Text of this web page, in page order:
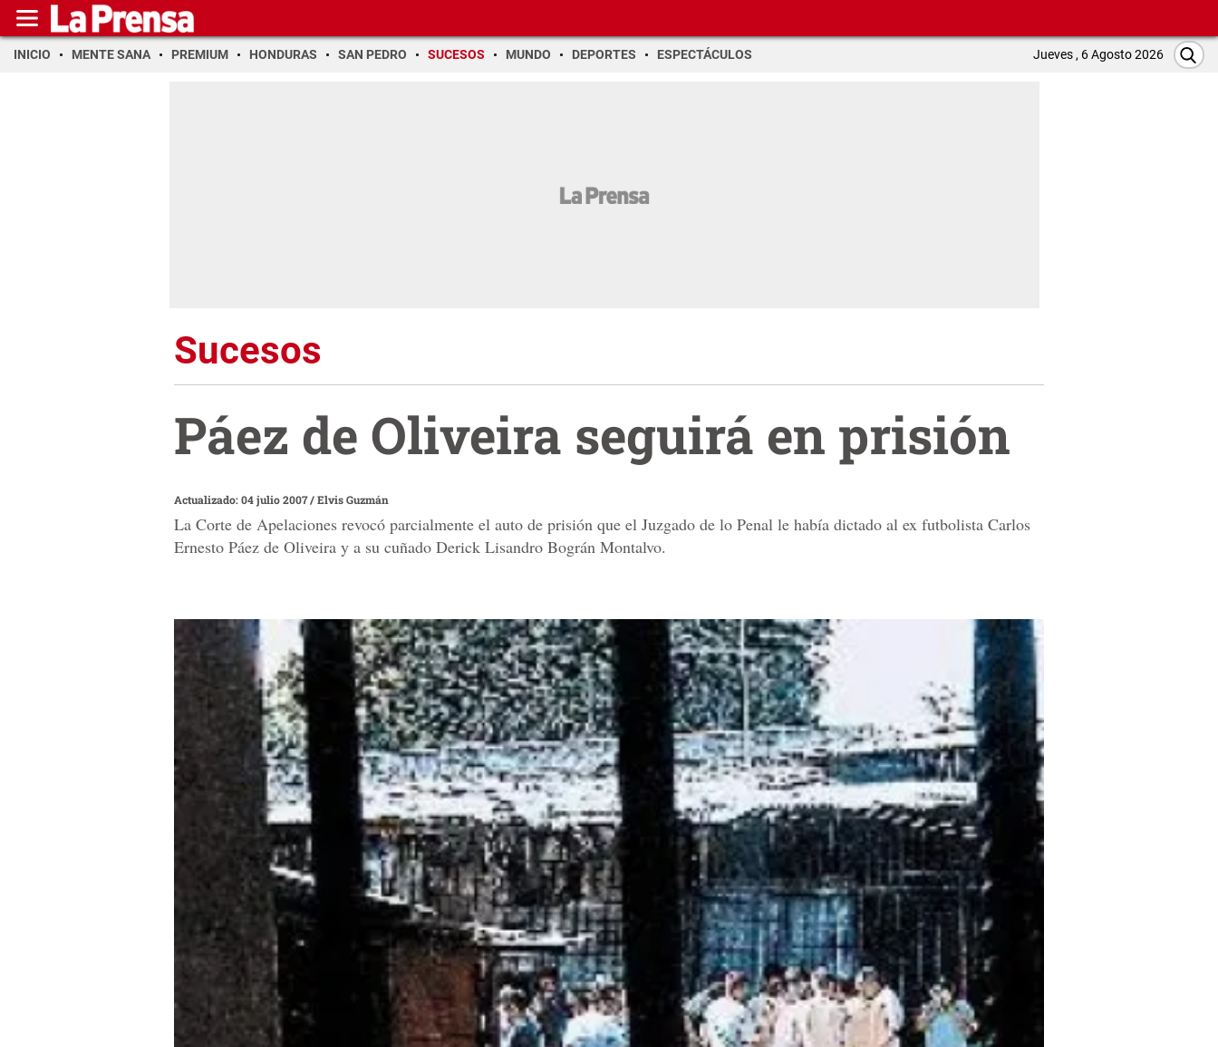
INICIO MENTE SANA PREMIUM HONDURAS SAN PEDRO SUCESOS MUNDO DEPORTES ESPECTÁCULOS Jueves , 6 Agosto 2026
Sucesos
Páez de Oliveira seguirá en prisión
Actualizado: 04 julio 2007/Elvis Guzmán
La Corte de Apelaciones revocó parcialmente el auto de prisión que el Juzgado de lo Penal le había dictado al ex futbolista Carlos
Ernesto Páez de Oliveira y a su cuñado Derick Lisandro Bográn Montalvo.